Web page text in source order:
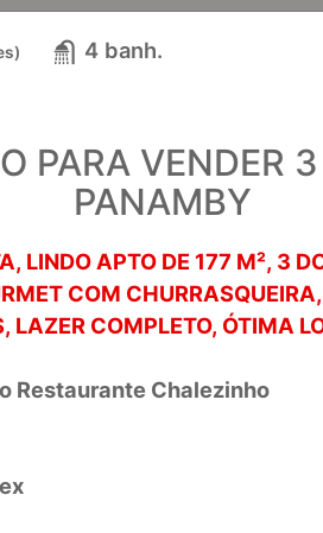
4 banh.
PARA VENDER
PANAMBY
LINDO APTO DE 177 M², 3
COM
LAZER COMPLETO, ÓTIMA
Restaurante Chalezinho